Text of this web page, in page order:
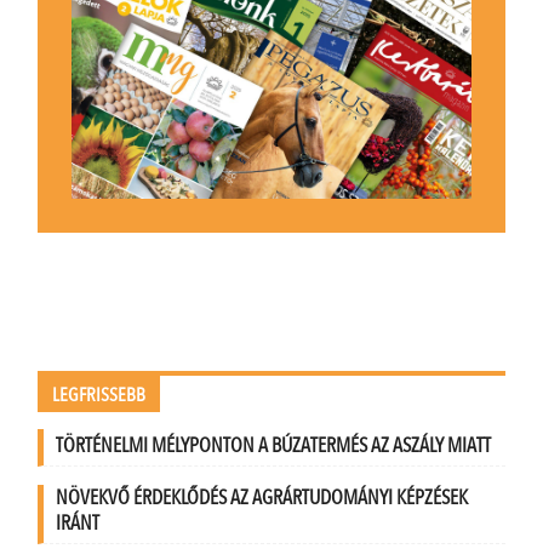
LEGFRISSEBB
TÖRTÉNELMI MÉLYPONTON A BÚZATERMÉS AZ ASZÁLY MIATT
NÖVEKVŐ ÉRDEKLŐDÉS AZ AGRÁRTUDOMÁNYI KÉPZÉSEK
IRÁNT